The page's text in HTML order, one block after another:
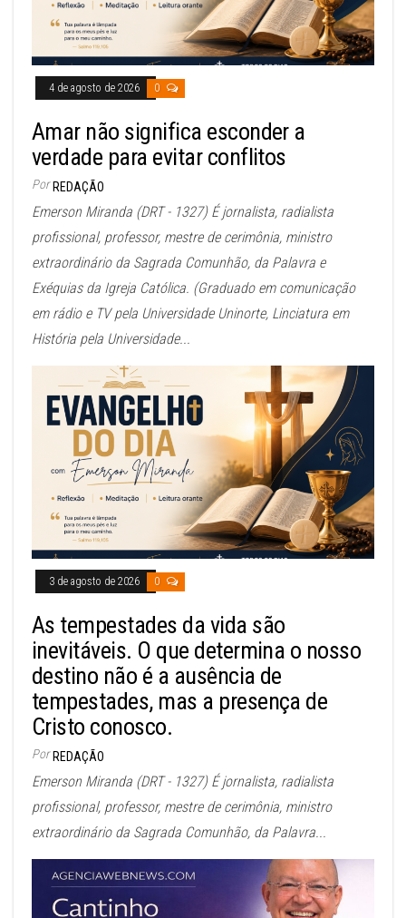
4 de agosto de 2026 0
Amar não significa esconder a
verdade para evitar conflitos
Por REDAÇÃO
Emerson Miranda (DRT - 1327) É jornalista, radialista
profissional, professor, mestre de cerimônia, ministro
extraordinário da Sagrada Comunhão, da Palavra e
Exéquias da Igreja Católica. (Graduado em comunicação
em rádio e TV pela Universidade Uninorte, Linciatura em
História pela Universidade...
3 de agosto de 2026 0
As tempestades da vida são
inevitáveis. O que determina o nosso
destino não é a ausência de
tempestades, mas a presença de
Cristo conosco.
Por REDAÇÃO
Emerson Miranda (DRT - 1327) É jornalista, radialista
profissional, professor, mestre de cerimônia, ministro
extraordinário da Sagrada Comunhão, da Palavra...